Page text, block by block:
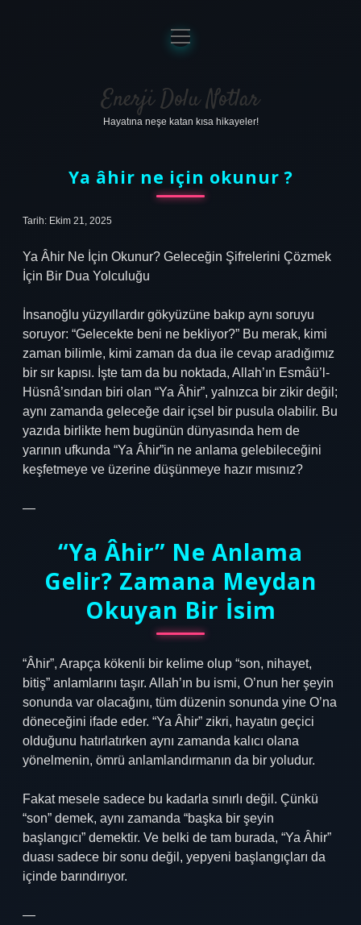
Anasayfa
Gizlilik Politikası
Yasal Uyarı
menüyü
aç
Enerji Dolu Notlar
Hayatına neşe katan kısa hikayeler!
Ya âhir ne için okunur ?
Tarih: Ekim 21, 2025
Ya Âhir Ne İçin Okunur? Geleceğin Şifrelerini Çözmek
İçin Bir Dua Yolculuğu
İnsanoğlu yüzyıllardır gökyüzüne bakıp aynı soruyu
soruyor: “Gelecekte beni ne bekliyor?” Bu merak, kimi
zaman bilimle, kimi zaman da dua ile cevap aradığımız
bir sır kapısı. İşte tam da bu noktada, Allah’ın Esmâü’l-
Hüsnâ’sından biri olan “Ya Âhir”, yalnızca bir zikir değil;
aynı zamanda geleceğe dair içsel bir pusula olabilir. Bu
yazıda birlikte hem bugünün dünyasında hem de
yarının ufkunda “Ya Âhir”in ne anlama gelebileceğini
keşfetmeye ve üzerine düşünmeye hazır mısınız?
—
“Ya Âhir” Ne Anlama
Gelir? Zamana Meydan
Okuyan Bir İsim
“Âhir”, Arapça kökenli bir kelime olup “son, nihayet,
bitiş” anlamlarını taşır. Allah’ın bu ismi, O’nun her şeyin
sonunda var olacağını, tüm düzenin sonunda yine O’na
döneceğini ifade eder. “Ya Âhir” zikri, hayatın geçici
olduğunu hatırlatırken aynı zamanda kalıcı olana
yönelmenin, ömrü anlamlandırmanın da bir yoludur.
Fakat mesele sadece bu kadarla sınırlı değil. Çünkü
“son” demek, aynı zamanda “başka bir şeyin
başlangıcı” demektir. Ve belki de tam burada, “Ya Âhir”
duası sadece bir sonu değil, yepyeni başlangıçları da
içinde barındırıyor.
—